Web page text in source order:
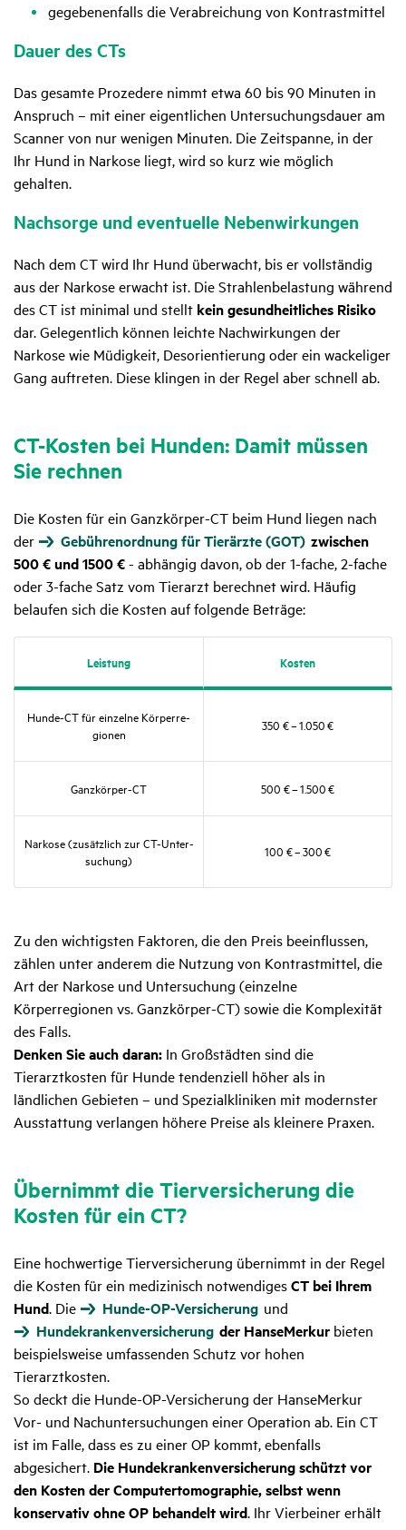
gegebenenfalls die Verabreichung von Kontrastmittel
Dauer des CTs
Das gesamte Prozedere nimmt etwa 60 bis 90 Minuten in
Anspruch – mit einer eigentlichen Untersuchungsdauer am
Scanner von nur wenigen Minuten. Die Zeitspanne, in der
Ihr Hund in Narkose liegt, wird so kurz wie möglich
gehalten.
Nach­sorge und even­tu­elle Neben­wir­kungen
Nach dem CT wird Ihr Hund überwacht, bis er vollständig
aus der Narkose erwacht ist. Die Strahlenbelastung während
des CT ist minimal und stellt kein gesundheitliches Risiko
dar. Gelegentlich können leichte Nachwirkungen der
Narkose wie Müdigkeit, Desorientierung oder ein wackeliger
Gang auftreten. Diese klingen in der Regel aber schnell ab.
CT-Kosten bei Hunden: Damit müssen
Sie rechnen
Die Kosten für ein Ganzkörper-CT beim Hund liegen nach
der
Gebührenordnung für Tierärzte (GOT) zwischen
500 € und 1500 €- abhängig davon, ob der 1-fache, 2-fache
oder 3-fache Satz vom Tierarzt berechnet wird. Häufig
belaufen sich die Kosten auf folgende Beträge:
Leis­tung Kosten
Hunde-CT für einzelne Körper­re­
gionen
350 € – 1.050 €
Ganz­körper-CT 500 € – 1.500 €
Narkose (zusätz­lich zur CT-Unter­
su­chung)
100 € – 300 €
Zu den wichtigsten Faktoren, die den Preis beeinflussen,
zählen unter anderem die Nutzung von Kontrastmittel, die
Art der Narkose und Untersuchung (einzelne
Körperregionen vs. Ganzkörper-CT) sowie die Komplexität
des Falls.
Denken Sie auch daran: In Großstädten sind die
Tierarztkosten für Hunde tendenziell höher als in
ländlichen Gebieten – und Spezialkliniken mit modernster
Ausstattung verlangen höhere Preise als kleinere Praxen.
Über­nimmt die Tier­ver­si­che­rung die
Kosten für ein CT?
Eine hochwertige Tierversicherung übernimmt in der Regel
die Kosten für ein medizinisch notwendigesCT bei Ihrem
Hund. Die Hunde-OP-Versicherung und
Hundekrankenversicherung der HanseMerkur bieten
beispielsweise umfassenden Schutz vor hohen
Tierarztkosten.
So deckt die Hunde-OP-Versicherung der HanseMerkur
Vor- und Nachuntersuchungen einer Operation ab. Ein CT
ist im Falle, dass es zu einer OP kommt, ebenfalls
abgesichert. Die Hundekrankenversicherung schützt vor
den Kosten der Computertomographie, selbst wenn
konservativ ohne OP behandelt wird. Ihr Vierbeiner erhält